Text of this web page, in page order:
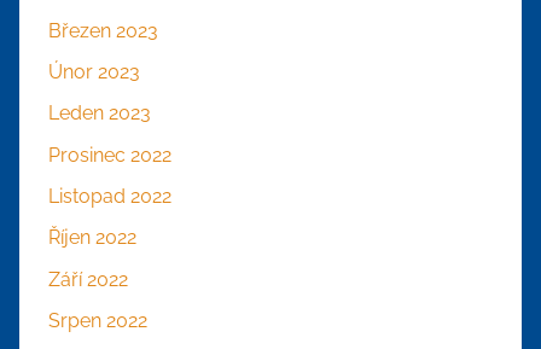
Březen 2023
Únor 2023
Leden 2023
Prosinec 2022
Listopad 2022
Říjen 2022
Září 2022
Srpen 2022